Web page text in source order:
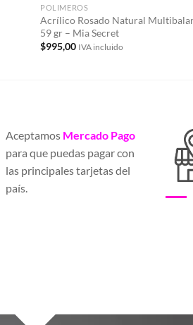
POLIMEROS
Acrílico Rosado Natural
59 gr – Mia Secret
$995,00 IVA incluido
Aceptamos Mercado Pago
para que puedas pagar con
las principales tarjetas del
país.